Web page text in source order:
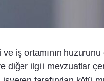
iş ortamının
diğer ilgili mevzuatlar